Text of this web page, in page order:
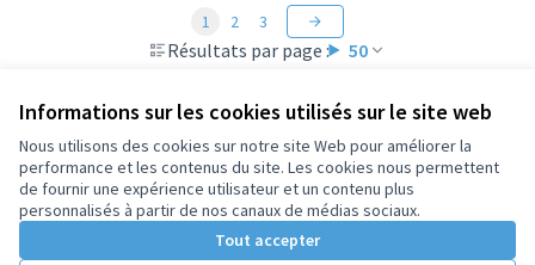
Informations sur les cookies utilisés sur le site web
Nous utilisons des cookies sur notre site Web pour améliorer la
performance et les contenus du site. Les cookies nous permettent
de fournir une expérience utilisateur et un contenu plus
personnalisés à partir de nos canaux de médias sociaux.
Tout accepter
Résultats par page : 50
1 2 3
Conditions d'utilisation
Paramètres des cookies